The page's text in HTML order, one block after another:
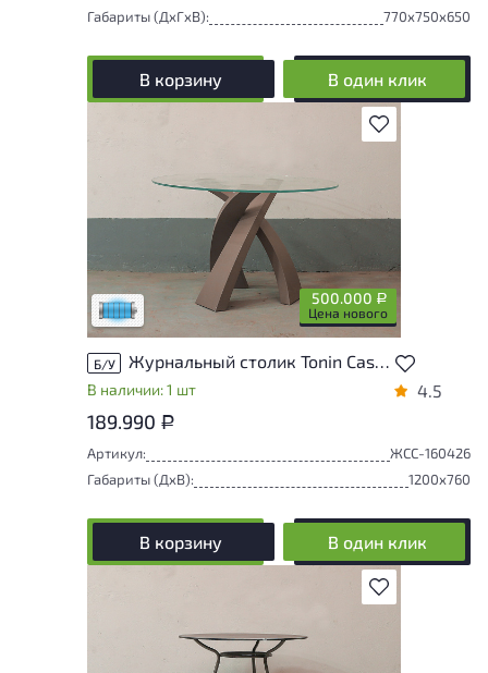
Габариты (ДxГxВ):
770x750x650
В корзину В один клик
В избранное
500.000 Р
Цена нового
Состояние товара приближено к новому,
могут присутствовать незначительные
следы эксплуатации
Низкая степень износа
Б/У Журнальный столик Tonin Casa Eliseo Brushed Стекло Серый Италия
В наличии: 1 шт 4.5
189.990 Р
Артикул:
ЖСС-160426
Габариты (ДxВ):
1200x760
В корзину В один клик
В избранное